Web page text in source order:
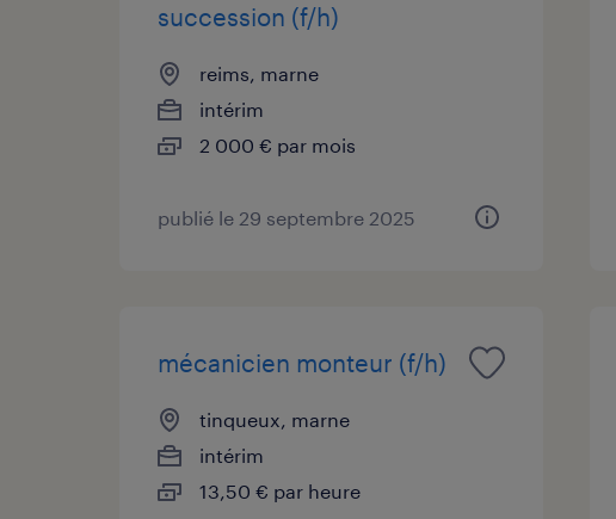
succession (f/h)
reims, marne
intérim
2 000 € par mois
publié le 29 septembre 2025
mécanicien monteur (f/h)
tinqueux, marne
intérim
13,50 € par heure